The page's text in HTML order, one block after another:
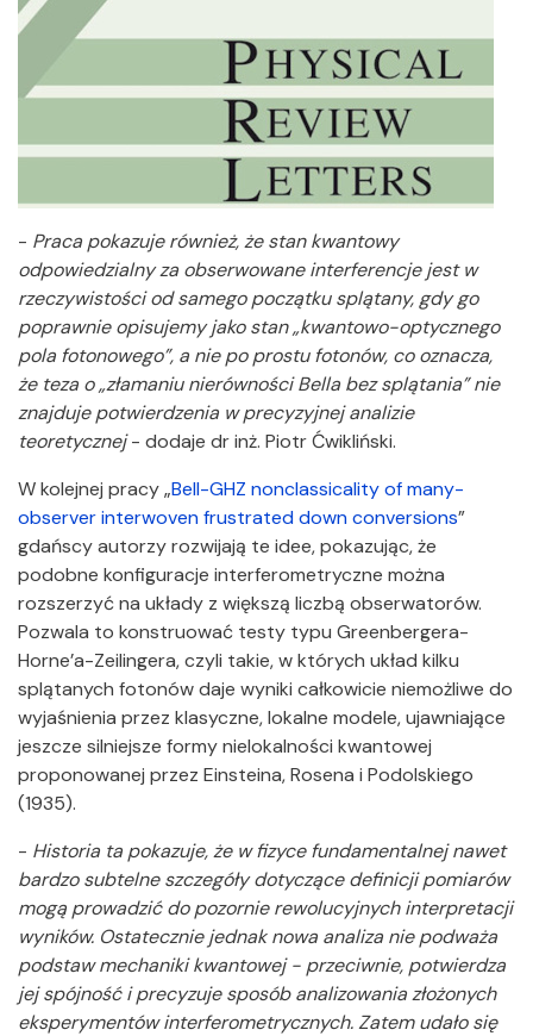
- Praca pokazuje również, że stan kwantowy
odpowiedzialny za obserwowane interferencje jest w
rzeczywistości od samego początku splątany, gdy go
poprawnie opisujemy jako stan „kwantowo-optycznego
pola fotonowego”, a nie po prostu fotonów, co oznacza,
że teza o „złamaniu nierówności Bella bez splątania” nie
znajduje potwierdzenia w precyzyjnej analizie
teoretycznej- dodaje dr inż. Piotr Ćwikliński.
W kolejnej pracy „Bell-GHZ nonclassicality of many-
observer interwoven frustrated down conversions”
gdańscy autorzy rozwijają te idee, pokazując, że
podobne konfiguracje interferometryczne można
rozszerzyć na układy z większą liczbą obserwatorów.
Pozwala to konstruować testy typu Greenbergera-
Horne’a-Zeilingera, czyli takie, w których układ kilku
splątanych fotonów daje wyniki całkowicie niemożliwe do
wyjaśnienia przez klasyczne, lokalne modele, ujawniające
jeszcze silniejsze formy nielokalności kwantowej
proponowanej przez Einsteina, Rosena i Podolskiego
(1935).
- Historia ta pokazuje, że w fizyce fundamentalnej nawet
bardzo subtelne szczegóły dotyczące definicji pomiarów
mogą prowadzić do pozornie rewolucyjnych interpretacji
wyników. Ostatecznie jednak nowa analiza nie podważa
podstaw mechaniki kwantowej - przeciwnie, potwierdza
jej spójność i precyzuje sposób analizowania złożonych
eksperymentów interferometrycznych. Zatem udało się